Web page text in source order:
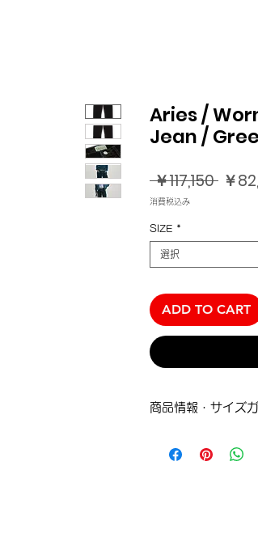
Aries /
Jean /
￥117,150 通
格
￥
消費税込み
SIZE *
選択
ADD TO CART
商品情報・サイズ
総丈：105cm